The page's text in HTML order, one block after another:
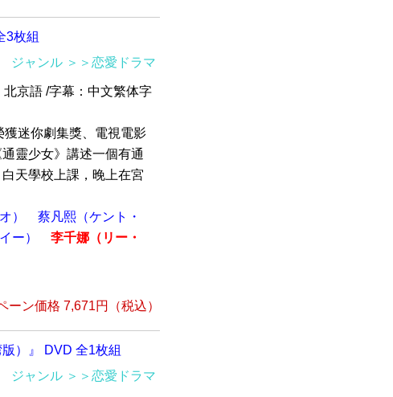
3枚組
ジャンル ＞＞恋愛ドラマ
北京語 /字幕：中文繁体字
迷你劇集獎、電視電影
靈少女》講述一個有通
天學校上課，晚上在宮
）
蔡凡熙（ケント・
ー）
李千娜（リー・
ーン価格 7,671円（税込）
）』 DVD 全1枚組
ジャンル ＞＞恋愛ドラマ